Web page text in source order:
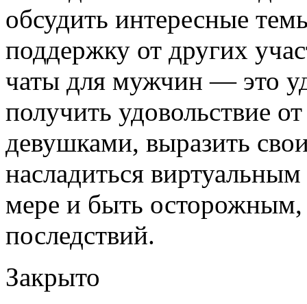
обсудить интересные
поддержку от других
чаты для мужчин — это
получить удовольствие
девушками, выразить
насладиться
мере и быть осторожным,
последствий.
Закрыто